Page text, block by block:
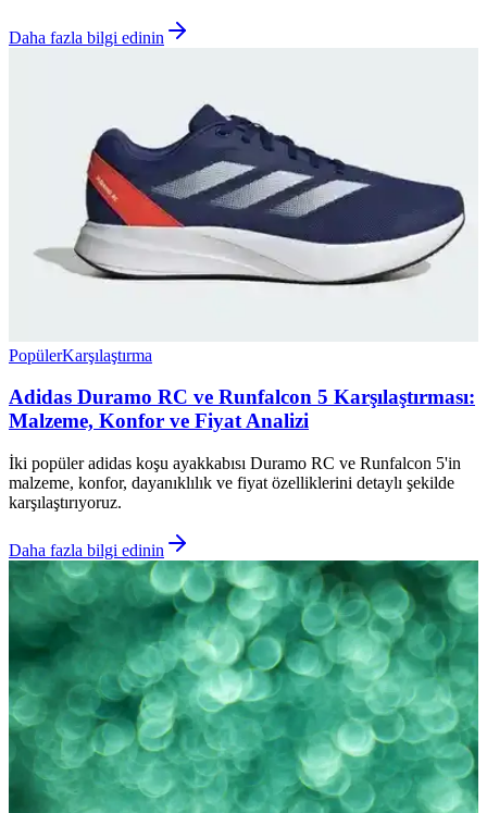
Daha fazla bilgi edinin
PopülerKarşılaştırma
Adidas Duramo RC ve Runfalcon 5 Karşılaştırması:
Malzeme, Konfor ve Fiyat Analizi
İki popüler adidas koşu ayakkabısı Duramo RC ve Runfalcon 5'in
malzeme, konfor, dayanıklılık ve fiyat özelliklerini detaylı şekilde
karşılaştırıyoruz.
Daha fazla bilgi edinin